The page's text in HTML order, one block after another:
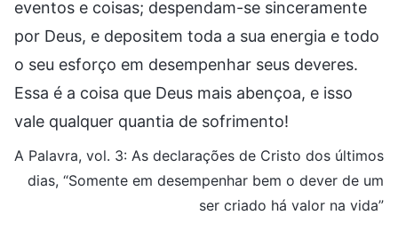
eventos e coisas; despendam-se sinceramente
por Deus, e depositem toda a sua energia e todo
o seu esforço em desempenhar seus deveres.
Essa é a coisa que Deus mais abençoa, e isso
vale qualquer quantia de sofrimento!
A Palavra, vol. 3: As declarações de Cristo dos últimos
dias, “Somente em desempenhar bem o dever de um
ser criado há valor na vida”